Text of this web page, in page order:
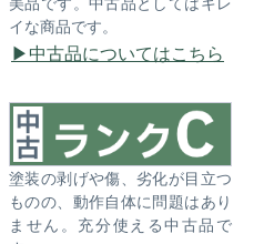
イな商品です。
中古品についてはこちら
塗装の剥げや傷、劣化が目立つ
ものの、動作自体に問題はあり
ません。充分使える中古品で